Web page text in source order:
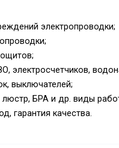
электропроводки;
электросчетчиков,
выключателей;
люстр, БРА и др. виды
гарантия качества.